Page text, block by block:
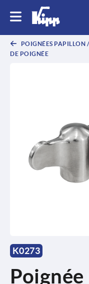
POIGNÉES PAPILLON
DE POIGNÉE
K0273